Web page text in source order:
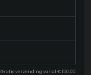
Gratis verzending vanaf€150,00